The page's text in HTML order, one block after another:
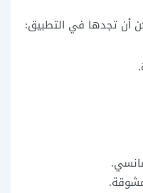
أن تجدها في التطبيق: